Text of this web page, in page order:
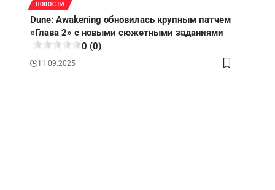
НОВОСТИ
Dune: Awakening обновилась крупным патчем
«Глава 2» с новыми сюжетными заданиями
0 (0)
11.09.2025